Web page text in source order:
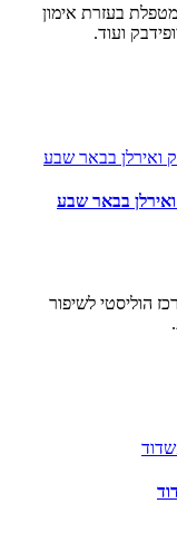
בעזרת אימון
ועוד.
הוליסטי לשיפור